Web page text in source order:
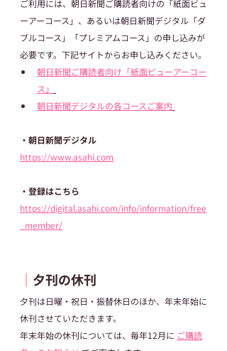
ご利用には、朝日新聞ご購読者向けの「紙面ビュ
ーアーコース」、あるいは朝日新聞デジタル「ダ
ブルコース」「プレミアムコース」の申し込みが
必要です。下記サイトからお申し込みください。
朝日新聞ご購読者向け「紙面ビューアーコー
ス」
朝日新聞デジタルの各コースご案内
・朝日新聞デジタル
https://www.asahi.com
・登録はこちら
https://digital.asahi.com/info/information/free
_member/
┃ 夕刊の休刊
夕刊は日曜・祝日・振替休日のほか、年末年始に
休刊させていただきます。
年末年始の休刊については、毎年12月に ご購読